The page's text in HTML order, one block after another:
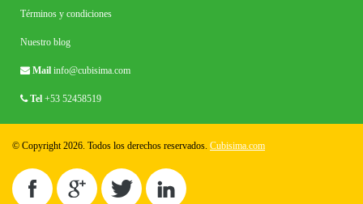
Términos y condiciones
Nuestro blog
Mail info@cubisima.com
Tel +53 52458519
© Copyright 2026. Todos los derechos reservados. Cubisima.com